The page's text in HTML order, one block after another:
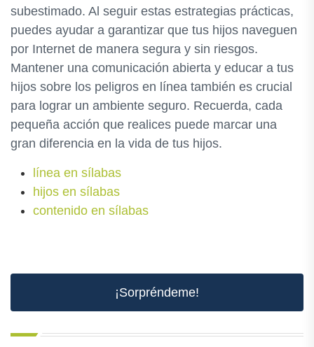
subestimado. Al seguir estas estrategias prácticas,
puedes ayudar a garantizar que tus hijos naveguen
por Internet de manera segura y sin riesgos.
Mantener una comunicación abierta y educar a tus
hijos sobre los peligros en línea también es crucial
para lograr un ambiente seguro. Recuerda, cada
pequeña acción que realices puede marcar una
gran diferencia en la vida de tus hijos.
línea en sílabas
hijos en sílabas
contenido en sílabas
¡Sorpréndeme!